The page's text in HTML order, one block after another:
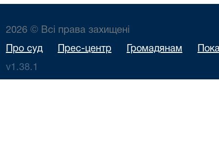
2026 © Всі права захищені
Про суд Прес-центр Громадянам
v1.38.1